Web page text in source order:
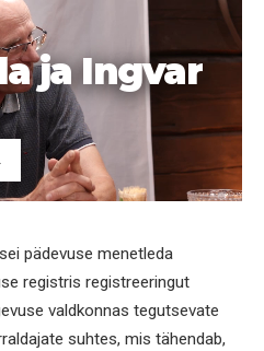
ja Ingvar
pädevuse menetleda
registris registreeringut
valdkonnas tegutsevate
suhtes, mis tähendab,